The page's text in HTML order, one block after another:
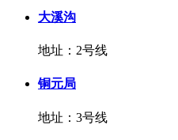
大溪沟
地址：2号线
铜元局
地址：3号线